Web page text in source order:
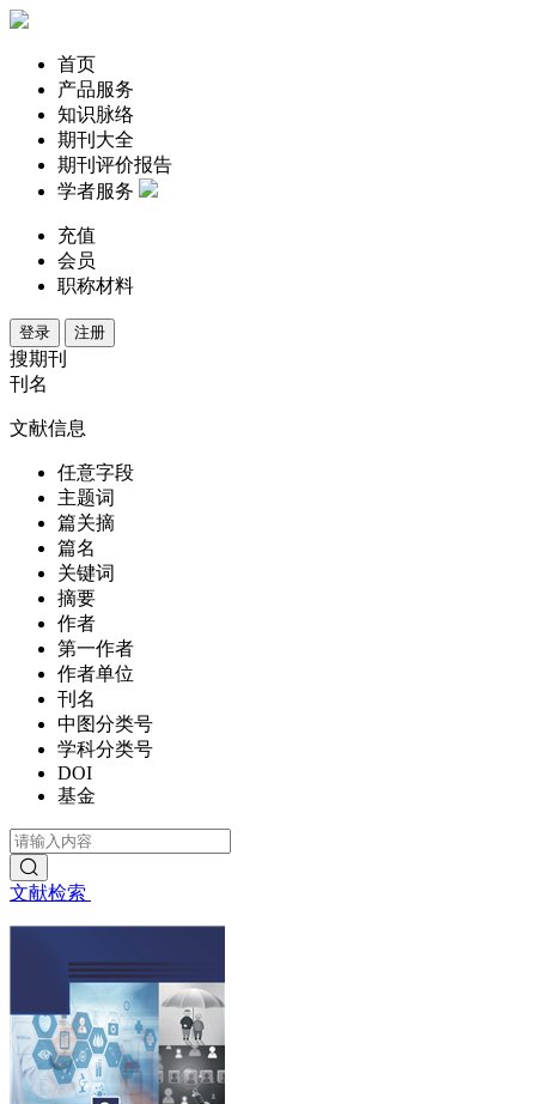
首页
产品服务
知识脉络
期刊大全
期刊评价报告
学者服务
充值
会员
职称材料
登录 注册
搜期刊
刊名
文献信息
任意字段
主题词
篇关摘
篇名
关键词
摘要
作者
第一作者
作者单位
刊名
中图分类号
学科分类号
DOI
基金
文献检索